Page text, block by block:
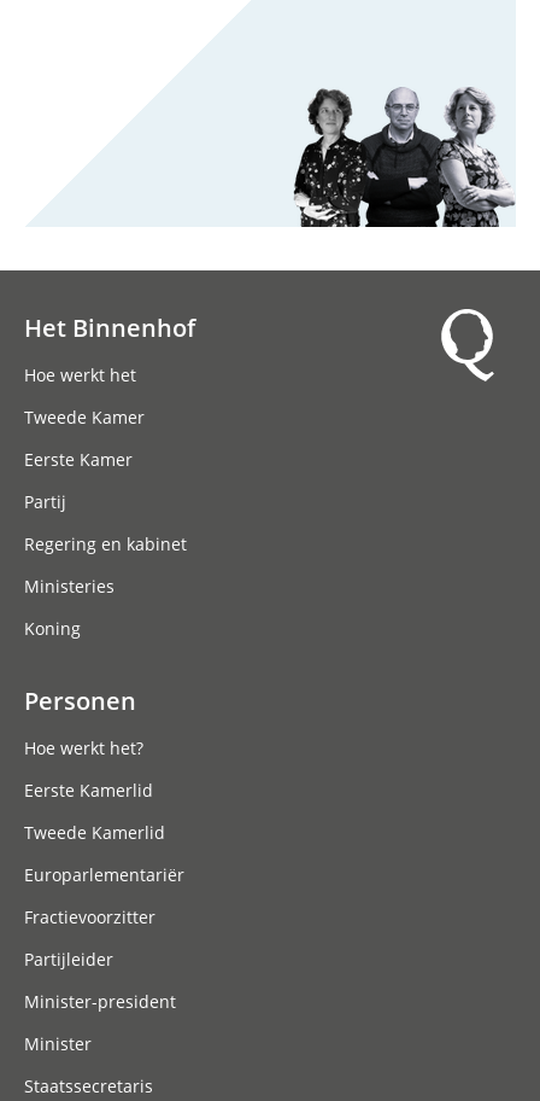
Het Binnenhof
Hoe werkt het
Tweede Kamer
Eerste Kamer
Partij
Regering en kabinet
Ministeries
Koning
Personen
Hoe werkt het?
Eerste Kamerlid
Tweede Kamerlid
Europarlementariër
Fractievoorzitter
Partijleider
Minister-president
Minister
Staatssecretaris